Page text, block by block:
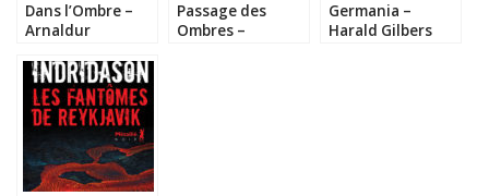
Dans l’Ombre –
Arnaldur
Passage des
Ombres –
Germania –
Harald Gilbers